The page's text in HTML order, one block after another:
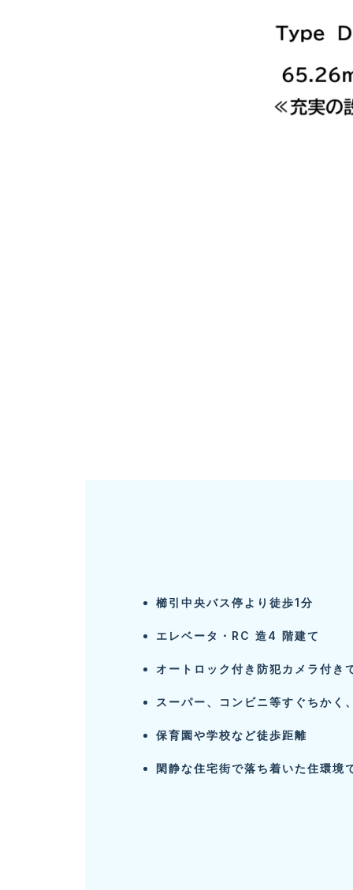
櫛引中央バス停より徒歩1分
エレベータ・RC 造4 階建て
オートロック付き防犯カメラ付き
スーパー、コンビニ等すぐちかく
保育園や学校など徒歩距離
閑静な住宅街で落ち着いた住環境